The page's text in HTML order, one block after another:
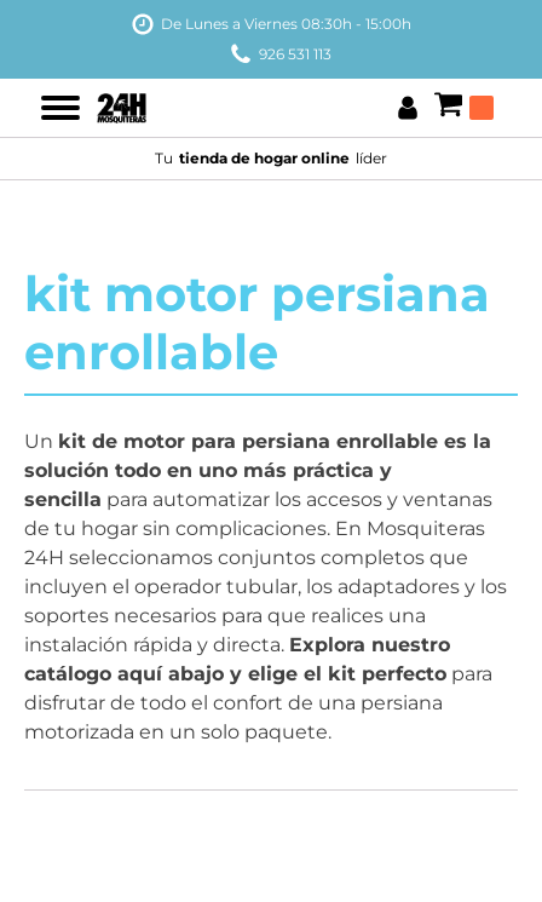
De Lunes a Viernes 08:30h - 15:00h
926 531 113
Tu tienda de hogar online líder
kit motor persiana
enrollable
Un kit de motor para persiana enrollable es la
solución todo en uno más práctica y
sencilla para automatizar los accesos y ventanas
de tu hogar sin complicaciones. En Mosquiteras
24H seleccionamos conjuntos completos que
incluyen el operador tubular, los adaptadores y los
soportes necesarios para que realices una
instalación rápida y directa. Explora nuestro
catálogo aquí abajo y elige el kit perfecto para
disfrutar de todo el confort de una persiana
motorizada en un solo paquete.